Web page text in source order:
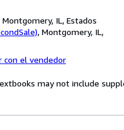
IL, Estados
, Montgomery, IL,
con el vendedor
may not include